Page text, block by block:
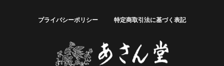
プライバシーポリシー 特定商取引法に基づく表記